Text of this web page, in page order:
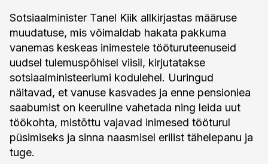
Sotsiaalminister Tanel Kiik allkirjastas määruse
muudatuse, mis võimaldab hakata pakkuma
vanemas keskeas inimestele tööturuteenuseid
uudsel tulemuspõhisel viisil, kirjutatakse
sotsiaalministeeriumi kodulehel. Uuringud
näitavad, et vanuse kasvades ja enne pensioniea
saabumist on keeruline vahetada ning leida uut
töökohta, mistõttu vajavad inimesed tööturul
püsimiseks ja sinna naasmisel erilist tähelepanu ja
tuge.